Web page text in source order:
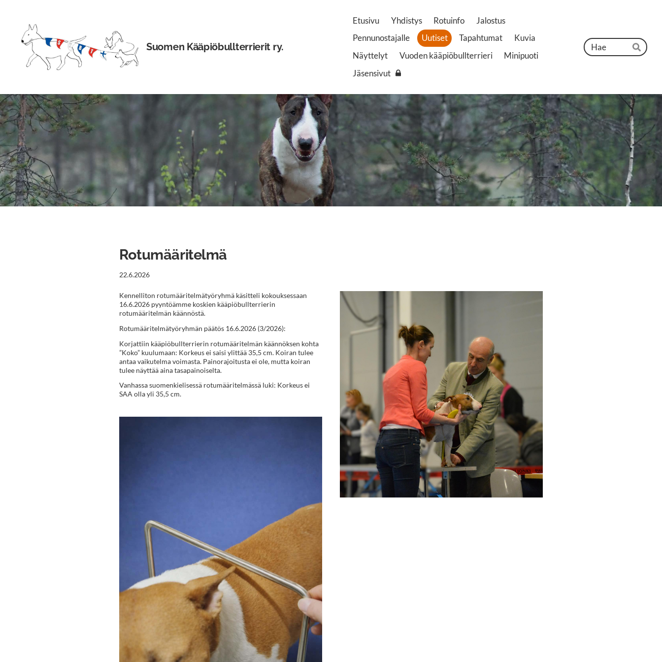
sisältöön
Suomen Kääpiöbullterrierit ry.
Etusivu Yhdistys Rotuinfo
Jalostus
Pennunostajalle
Uutiset Tapahtumat
Kuvia
Näyttelyt
Vuoden kääpiöbullterrieri
Minipuoti
Jäsensivut
Hae
Rotumääritelmä
22.6.2026
Kennelliton rotumääritelmätyöryhmä käsitteli kokouksessaan
16.6.2026 pyyntöämme koskien kääpiöbullterrierin
rotumääritelmän käännöstä.
Rotumääritelmätyöryhmän päätös 16.6.2026 (3/2026):
Korjattiin kääpiöbullterrierin rotumääritelmän käännöksen kohta
”Koko” kuulumaan: Korkeus ei saisi ylittää 35,5 cm. Koiran tulee
antaa vaikutelma voimasta. Painorajoitusta ei ole, mutta koiran
tulee näyttää aina tasapainoiselta.
Vanhassa suomenkielisessä rotumääritelmässä luki: Korkeus ei
SAA olla yli 35,5 cm.